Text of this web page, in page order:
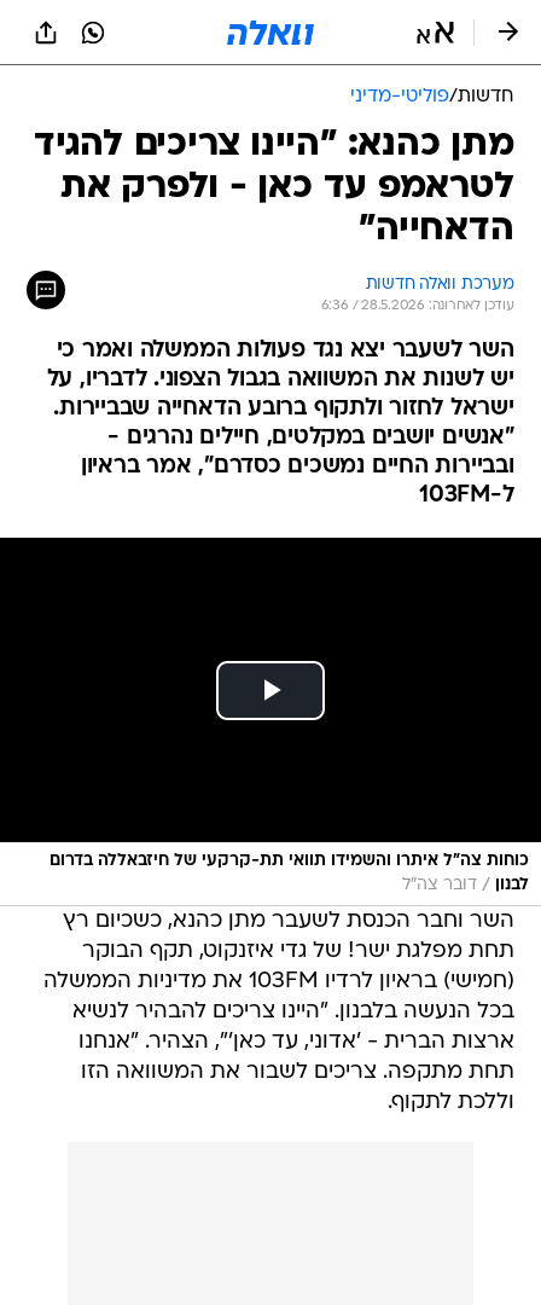
חדשות/פוליטי-מדיני
מתן כהנא: "היינו צריכים להגיד
לטראמפ עד כאן - ולפרק את
הדאחייה"
מערכת וואלה חדשות
עודכן לאחרונה: 28.5.2026 / 6:36
השר לשעבר יצא נגד פעולות הממשלה ואמר כי
יש לשנות את המשוואה בגבול הצפוני. לדבריו, על
ישראל לחזור ולתקוף ברובע הדאחייה שבביירות.
"אנשים יושבים במקלטים, חיילים נהרגים -
ובביירות החיים נמשכים כסדרם", אמר בראיון
ל-103FM
כוחות צה"ל איתרו והשמידו תוואי תת-קרקעי של חיזבאללה בדרום
לבנון
/ דובר צה"ל
השר וחבר הכנסת לשעבר מתן כהנא, כשכיום רץ
תחת מפלגת ישר! של גדי איזנקוט, תקף הבוקר
(חמישי) בראיון לרדיו 103FM את מדיניות הממשלה
בכל הנעשה בלבנון. "היינו צריכים להבהיר לנשיא
ארצות הברית - 'אדוני, עד כאן'", הצהיר. "אנחנו
תחת מתקפה. צריכים לשבור את המשוואה הזו
וללכת לתקוף.